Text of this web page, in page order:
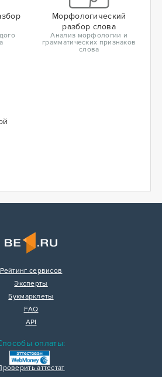
Морфологический
разбор слова
Анализ морфологии и
грамматических признаков
слова
Рейтинг сервисов
Эксперты
Букмарклеты
FAQ
API
оплаты:
аттестат